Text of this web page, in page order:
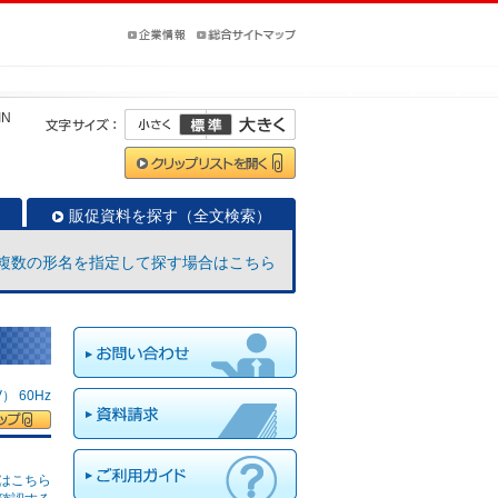
販促資料を探す（全文検索）
数の形名を指定して探す場合はこちら
60Hz
こちら